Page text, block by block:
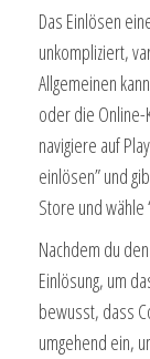
Das Einlösen
unkompliziert,
Allgemeinen
oder die Online-
navigiere auf
einlösen” und
Store und wähle
Nachdem du
Einlösung, um
bewusst, dass
umgehend ein,